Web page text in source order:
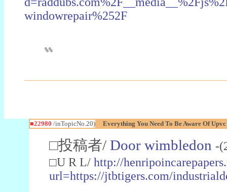
windowrepair%252F
%%
■22980 /inTopicNo.20) Everything You Need To Be Aware Of
□投稿者/ Door wimbledon -
□U R L/ http://
url=https://jtbtigers.com/